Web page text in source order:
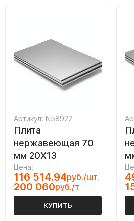
Артикул: N58922
Плита
нержавеющая 70
мм 20Х13
Цена:
116 514.94руб./шт.
200 060руб./т
КУПИТЬ